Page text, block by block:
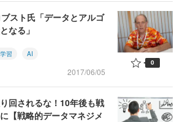
スト氏「データとアルゴ
なる」
習 AI
2017/06/05
0
回されるな！10年後も戦
【戦略的データマネジメ